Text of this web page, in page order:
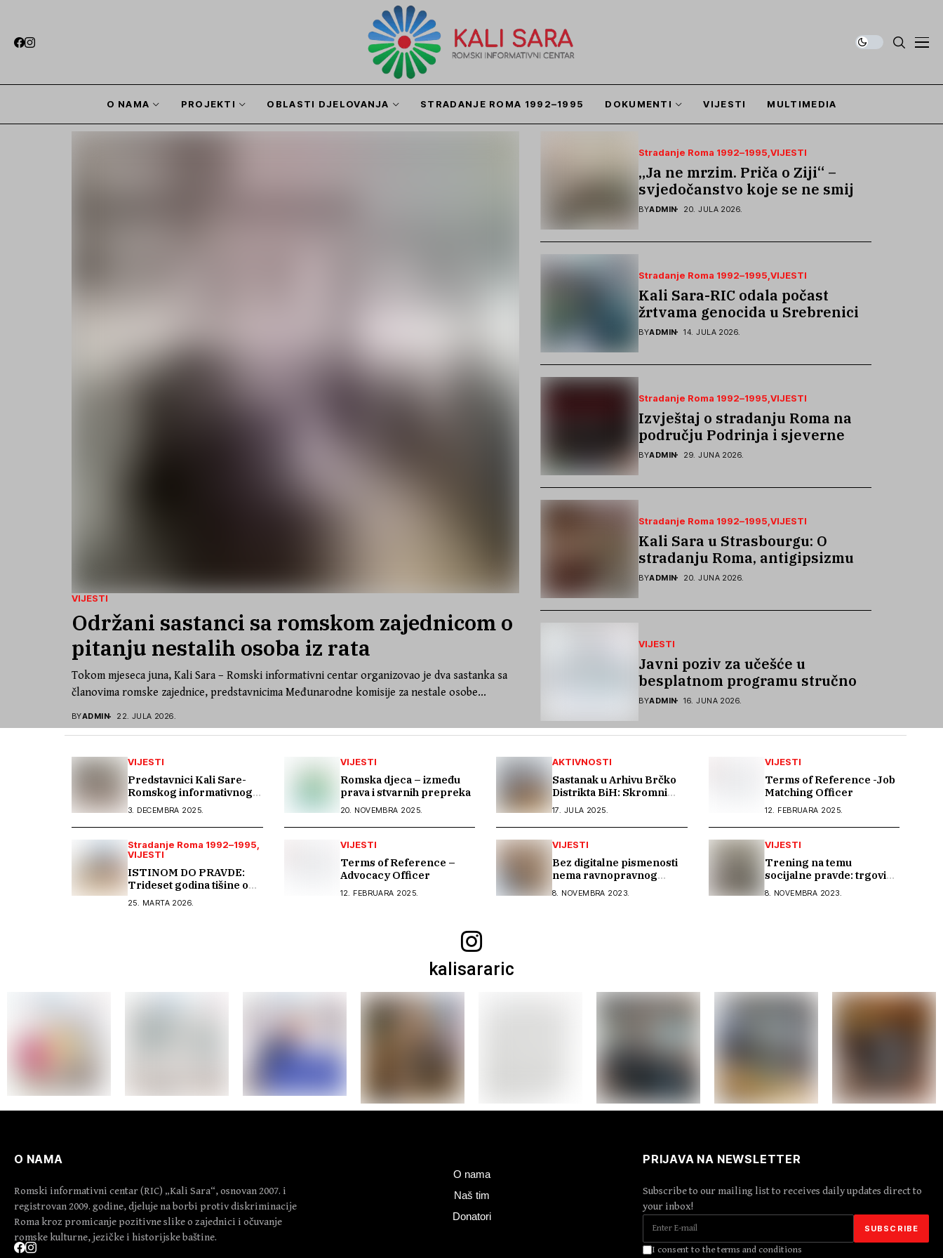
O NAMA PROJEKTI OBLASTI DJELOVANJA STRADANJE ROMA 1992–1995 DOKUMENTI VIJESTI MULTIMEDIA
VIJESTI
Održani sastanci sa romskom zajednicom o
pitanju nestalih osoba iz rata
Tokom mjeseca juna, Kali Sara – Romski informativni centar organizovao je dva sastanka sa
članovima romske zajednice, predstavnicima Međunarodne komisije za nestale osobe...
BYADMIN 22. JULA 2026.
Stradanje Roma 1992–1995 VIJESTI
„Ja ne mrzim. Priča o Ziji“ –
svjedočanstvo koje se ne smije
zaboraviti
BYADMIN 20. JULA 2026.
Stradanje Roma 1992–1995 VIJESTI
Kali Sara-RIC odala počast
žrtvama genocida u Srebrenici i
podsjetila na stradanje Roma iz
BYADMIN 14. JULA 2026.
Stradanje Roma 1992–1995 VIJESTI
Izvještaj o stradanju Roma na
području Podrinja i sjeverne
Bosne 1992–1995. godine
BYADMIN 29. JUNA 2026.
Stradanje Roma 1992–1995 VIJESTI
Kali Sara u Strasbourgu: O
stradanju Roma, antigipsizmu i
borbi protiv govora mržnje
BYADMIN 20. JUNA 2026.
VIJESTI
Javni poziv za učešće u
besplatnom programu stručnog
osposobljavanja i podrške pri
BYADMIN 16. JUNA 2026.
VIJESTI
Predstavnici Kali Sare-
Romskog informativnog
centra učestvovali na
Šestom EU seminaru o
inkluziji Roma u BiH
3. DECEMBRA 2025.
VIJESTI
Romska djeca – između
prava i stvarnih prepreka
20. NOVEMBRA 2025.
AKTIVNOSTI
Sastanak u Arhivu Brčko
Distrikta BiH: Skromni
kapaciteti, ali spremnost
na saradnju u istraživanju
građe o Romima – Kali
Sara
17. JULA 2025.
VIJESTI
Terms of Reference -Job
Matching Officer
12. FEBRUARA 2025.
Stradanje Roma 1992–1995
VIJESTI
ISTINOM DO PRAVDE:
Trideset godina tišine o
stradanju Roma u Bosni i
Hercegovini
25. MARTA 2026.
VIJESTI
Terms of Reference –
Advocacy Officer
12. FEBRUARA 2025.
VIJESTI
Bez digitalne pismenosti
nema ravnopravnog
društvenog razvoja
8. NOVEMBRA 2023.
VIJESTI
Trening na temu
socijalne pravde: trgovina
ljudima je i pitanje
društvene pravde
8. NOVEMBRA 2023.
kalisararic
O NAMA
Romski informativni centar (RIC) „Kali Sara“, osnovan 2007. i
registrovan 2009. godine, djeluje na borbi protiv diskriminacije
Roma kroz promicanje pozitivne slike o zajednici i očuvanje
romske kulturne, jezičke i historijske baštine.
O nama
Naš tim
Donatori
PRIJAVA NA NEWSLETTER
Subscribe to our mailing list to receives daily updates direct to
your inbox!
I consent to the terms and conditions